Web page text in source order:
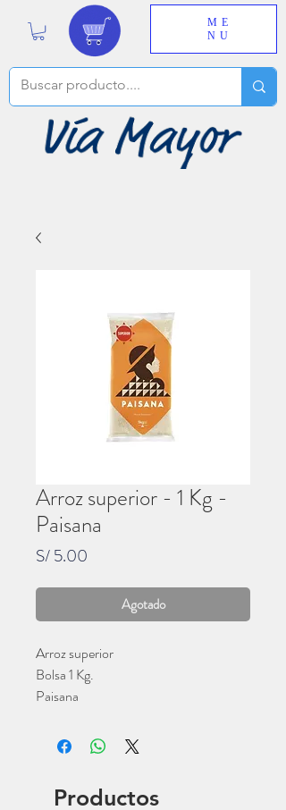
ME
NU
Arroz superior - 1 Kg -
Paisana
S/ 5.00
Agotado
Arroz superior
Bolsa 1 Kg.
Paisana
Productos